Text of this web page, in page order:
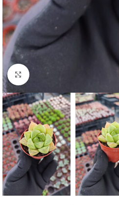
Click to enlarge